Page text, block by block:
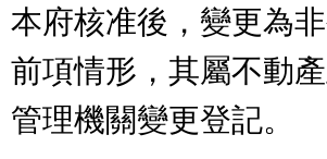
本府核准後，變更為非
前項情形，其屬不動
管理機關變更登記。